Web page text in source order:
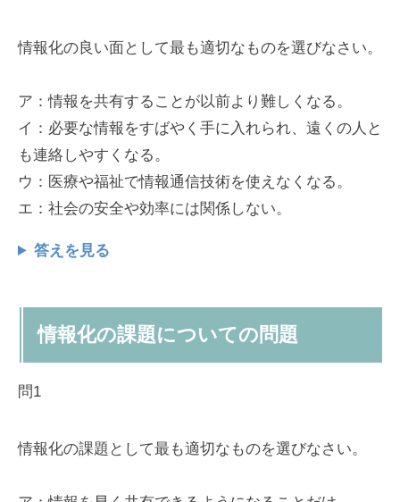
情報化の良い面として最も適切なものを選びなさい。
ア：情報を共有することが以前より難しくなる。
イ：必要な情報をすばやく手に入れられ、遠くの人と
も連絡しやすくなる。
ウ：医療や福祉で情報通信技術を使えなくなる。
エ：社会の安全や効率には関係しない。
答えを見る
情報化の課題についての問題
問1
情報化の課題として最も適切なものを選びなさい。